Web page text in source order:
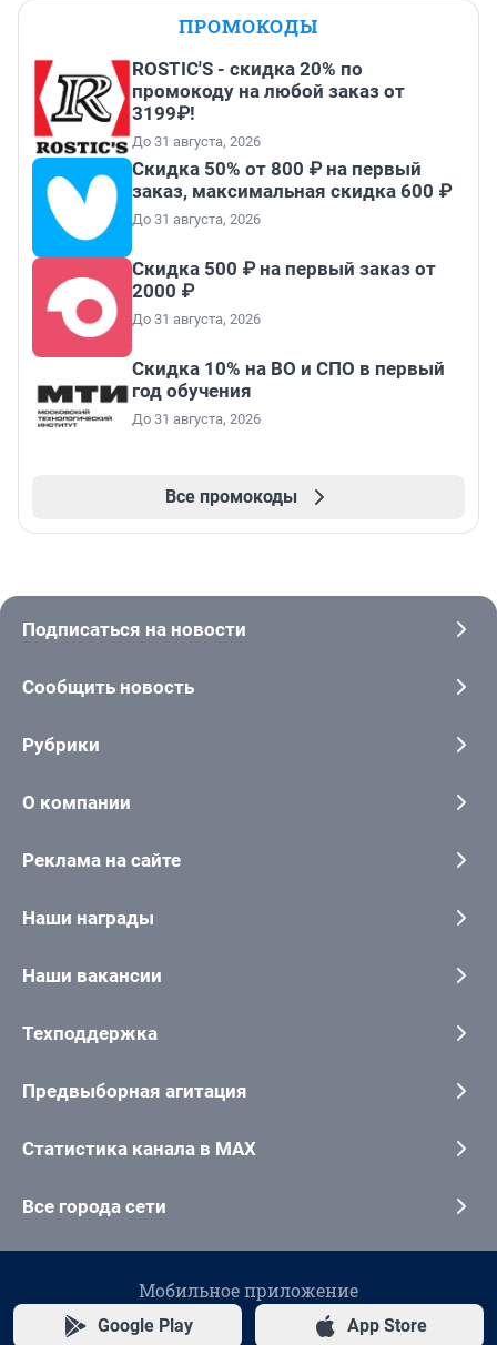
ПРОМОКОДЫ
ROSTIC'S - скидка 20% по
промокоду на любой заказ от
3199₽!
До 31 августа, 2026
Скидка 50% от 800 ₽ на первый
заказ, максимальная скидка 600 ₽
До 31 августа, 2026
Скидка 500 ₽ на первый заказ от
2000 ₽
До 31 августа, 2026
Скидка 10% на ВО и СПО в первый
год обучения
До 31 августа, 2026
Все промокоды
Подписаться на новости
Сообщить новость
Рубрики
О компании
Реклама на сайте
Наши награды
Наши вакансии
Техподдержка
Предвыборная агитация
Статистика канала в MAX
Все города сети
Мобильное приложение
Google Play App Store